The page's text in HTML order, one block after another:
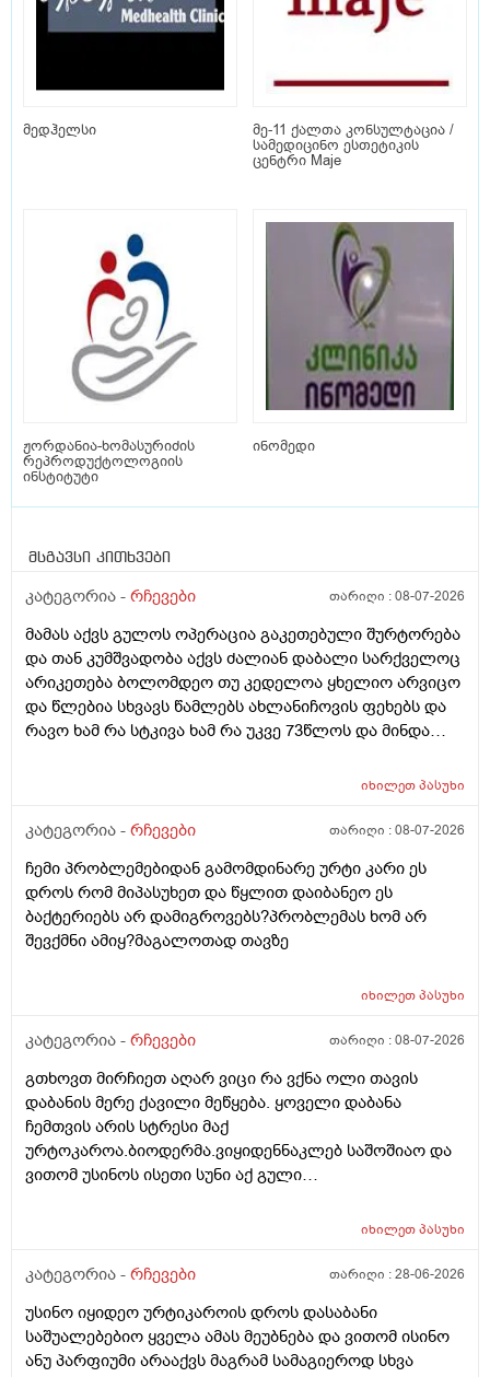
მედჰელსი
მე-11 ქალთა კონსულტაცია /
სამედიცინო ესთეტიკის
ცენტრი Maje
ჟორდანია-ხომასურიძის
რეპროდუქტოლოგიის
ინსტიტუტი
ინომედი
მსგავსი კითხვები
კატეგორია - რჩევები თარიღი :08-07-2026
მამას აქვს გულოს ოპერაცია გაკეთებული შურტორება
და თან კუმშვადობა აქვს ძალიან დაბალი სარქველოც
არიკეთება ბოლომდეო თუ კედელოა ყხელიო არვიცო
და წლებია სხვავს წამლებს ახლანიჩოვის ფეხებს და
რავო ხამ რა სტკივა ხამ რა უკვე 73წლოს და მინდა
და ფულინრომ არჰვაქ ვერანაირად ექიმთან ვერ
შედეგს იბ ის ექიმთან მაომც ჩავიდეს თუ თავის
იბნის ექიმყან რომ დ ვიტამინი გაიკეთოს და უბნის
ექიმის დანიშნულებას ვენდო ის ხომ კარდიოლოგი
არაა თან დიდათ რომ ვაკვირდები არაა მცოდნე ამ
მხრივ და ვერ ვენდობი და ხომ არავნებს მამას დ
სარისკოა?მის კარდიოლოგა ვერ დავირეკავ ან
იხილეთპასუხი
კატეგორია - რჩევები თარიღი :08-07-2026
ჩემი პრობლემებიდან გამომდინარე ურტი კარი ეს
დროს რომ მიპასუხეთ და წყლით დაიბანეო ეს
ბაქტერიებს არ დამიგროვებს?პრობლემას ხომ არ
შევქმნი ამიყ?მაგალოთად თავზე
იხილეთპასუხი
კატეგორია - რჩევები თარიღი :08-07-2026
გთხოვთ მირჩიეთ აღარ ვიცი რა ვქნა ოლი თავის
დაბანის მერე ქავილი მეწყება. ყოველი დაბანა
ჩემთვის არის სტრესი მაქ
ურტოკაროა.ბიოდერმა.ვიყიდენნაკლებ საშოშიაო და
ვითომ უსინოს ისეთი სუნი აქ გული
დამატენიანებელი შამპუნიც მაგრამ ყველაფერზე
შემიხლია ვიტანკები.რამე მირჩიეთ დამპუნი რა რომ
ამექავოს.ბიბხიანოს შამპუნი რომ ვიყიდო ბაბეზ3
უარესი ხომ არარის?მხოლპდ ბიბცოანის საპობს იტანს
ტანოს კანი მაგრამ შამპუნი აოხმაროა და ასე მგონია
იხილეთპასუხი
კატეგორია - რჩევები თარიღი :28-06-2026
უსინო იყიდეო ურტიკაროის დროს დასაბანი
საშუალებებიო ყველა ამას მეუბნება და ვითომ ისინო
ანუ პარფიუმი არააქვს მაგრამ სამაგიეროდ სხვა